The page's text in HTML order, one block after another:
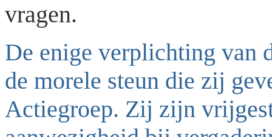
vragen.
De enige verplichting van
de morele steun die zij
Actiegroep. Zij zijn